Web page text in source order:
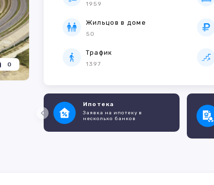
0
1959
Жильцов в доме
50
Трафик
1397
Ипотека
Заявка на ипотеку в
несколько банков